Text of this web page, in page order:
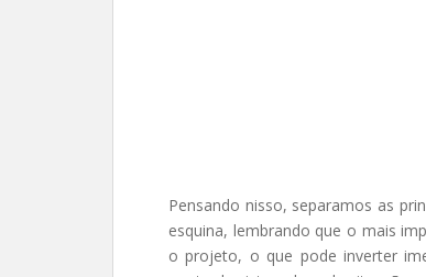
Pensando nisso, separamos as
esquina, lembrando que o mais
o projeto, o que pode inverter